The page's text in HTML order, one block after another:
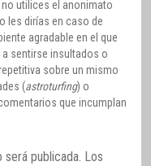
utilices el anonimato
les dirías en caso de
agradable en el que
sentirse insultados o
sobre un mismo
(astroturfing) o
que incumplan
publicada. Los